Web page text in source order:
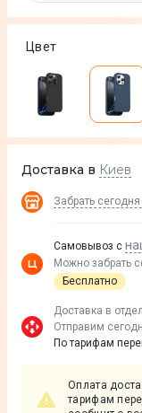
Цвет
Доставка в Киев
Забрать сегодня
Самовывоз с
Можно забрать
Бесплатно
Доставка в
Отправим
По тарифам
Оплата
тарифам